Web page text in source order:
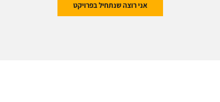
אני רוצה שנתחיל בפרויקט